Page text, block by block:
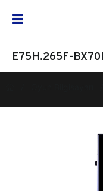
E75H.265F-